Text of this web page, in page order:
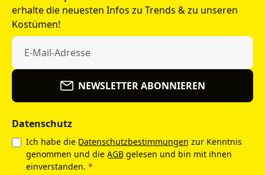
erhalte die neuesten Infos zu Trends & zu unseren
Kostümen!
NEWSLETTER ABONNIEREN
Datenschutz
Ich habe die Datenschutzbestimmungen zur Kenntnis
genommen und die AGB gelesen und bin mit ihnen
einverstanden. *